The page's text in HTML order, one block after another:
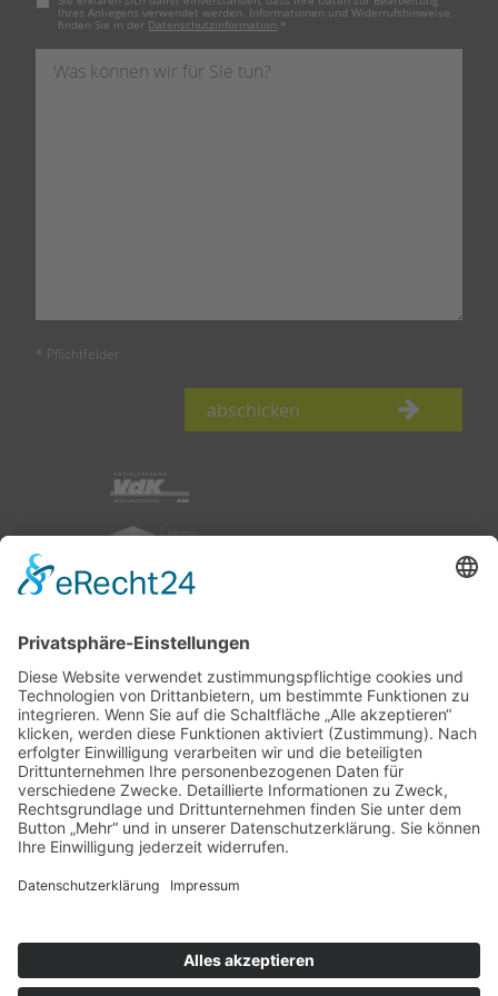
Ihres Anliegens verwendet werden. Informationen und Widerrufshinweise
finden Sie in der Datenschutzinformation. *
* Pflichtfelder
abschicken
nach oben
Impressum|Datenschutz